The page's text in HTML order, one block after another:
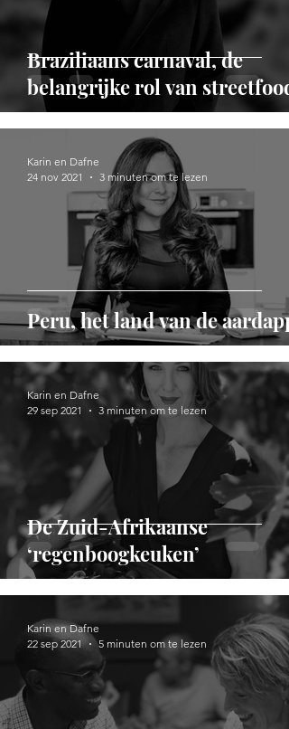
Braziliaans carnaval, de
belangrijke rol van streetfood
Peru, het land van de
Karin en Dafne
24 nov 2021
3 minuten om te lezen
De Zuid-Afrikaanse
‘regenboogkeuken’
Karin en Dafne
29 sep 2021
3 minuten om te lezen
Karin en Dafne
22 sep 2021
5 minuten om te lezen